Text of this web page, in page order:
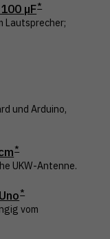
µF
Lautsprecher;
und Arduino,
UKW-Antenne.
vom